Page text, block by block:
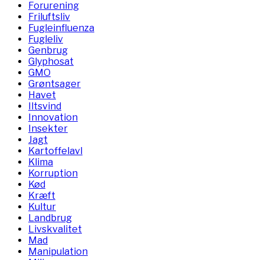
Forurening
Friluftsliv
Fugleinfluenza
Fugleliv
Genbrug
Glyphosat
GMO
Grøntsager
Havet
Iltsvind
Innovation
Insekter
Jagt
Kartoffelavl
Klima
Korruption
Kød
Kræft
Kultur
Landbrug
Livskvalitet
Mad
Manipulation